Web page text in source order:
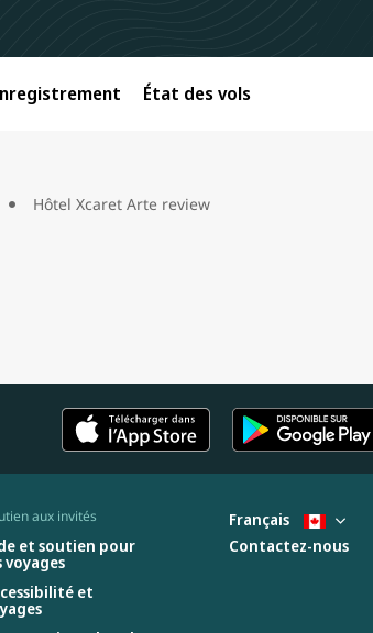
État des vols
Hôtel Xcaret Arte review
aux invités
et soutien pour
voyages
et
Français
Contactez-nous